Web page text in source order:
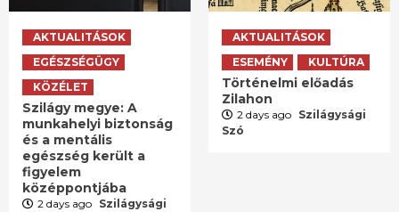
AKTUALITÁSOK
EGÉSZSÉGÜGY
KÖZÉLET
Szilágy megye: A
munkahelyi biztonság
és a mentális
egészség került a
figyelem
középpontjába
2 days ago Szilágysági
AKTUALITÁSOK
ESEMÉNY
KULTÚRA
Történelmi előadás
Zilahon
2 days ago Szilágysági
Szó